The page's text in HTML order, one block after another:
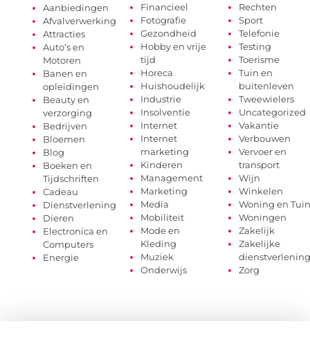
Aanbiedingen
Afvalverwerking
Attracties
Auto’s en
Motoren
Banen en
opleidingen
Beauty en
verzorging
Bedrijven
Bloemen
Blog
Boeken en
Tijdschriften
Cadeau
Dienstverlening
Dieren
Electronica en
Computers
Energie
Financieel
Fotografie
Gezondheid
Hobby en vrije
tijd
Horeca
Huishoudelijk
Industrie
Insolventie
Internet
Internet
marketing
Kinderen
Management
Marketing
Media
Mobiliteit
Mode en
Kleding
Muziek
Onderwijs
Rechten
Sport
Telefonie
Testing
Toerisme
Tuin en
buitenleven
Tweewielers
Uncategorized
Vakantie
Verbouwen
Vervoer en
transport
Wijn
Winkelen
Woning en Tuin
Woningen
Zakelijk
Zakelijke
dienstverlening
Zorg